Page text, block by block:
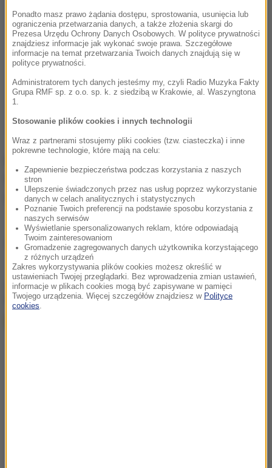
finale turnieju WTA w Dausze triumfowała Polka 7:6
(10-8), 6:2.
Źródło: RMF24/PAP
chcesz widzieć więcej artykułów od RMF24?dodaj w
Google
Ponadto masz prawo żądania dostępu, sprostowania, usunięcia lub
ograniczenia przetwarzania danych, a także złożenia skargi do
Prezesa Urzędu Ochrony Danych Osobowych. W polityce prywatności
znajdziesz informacje jak wykonać swoje prawa. Szczegółowe
informacje na temat przetwarzania Twoich danych znajdują się w
polityce prywatności.
Administratorem tych danych jesteśmy my, czyli Radio Muzyka Fakty
Grupa RMF sp. z o.o. sp. k. z siedzibą w Krakowie, al. Waszyngtona
1.
Stosowanie plików cookies i innych technologii
Wraz z partnerami stosujemy pliki cookies (tzw. ciasteczka) i inne
pokrewne technologie, które mają na celu:
Zapewnienie bezpieczeństwa podczas korzystania z naszych
stron
Ulepszenie świadczonych przez nas usług poprzez wykorzystanie
danych w celach analitycznych i statystycznych
Poznanie Twoich preferencji na podstawie sposobu korzystania z
naszych serwisów
Wyświetlanie spersonalizowanych reklam, które odpowiadają
Twoim zainteresowaniom
Gromadzenie zagregowanych danych użytkownika korzystającego
z różnych urządzeń
Zakres wykorzystywania plików cookies możesz określić w
ustawieniach Twojej przeglądarki. Bez wprowadzenia zmian ustawień,
informacje w plikach cookies mogą być zapisywane w pamięci
Twojego urządzenia. Więcej szczegółów znajdziesz w Polityce
cookies